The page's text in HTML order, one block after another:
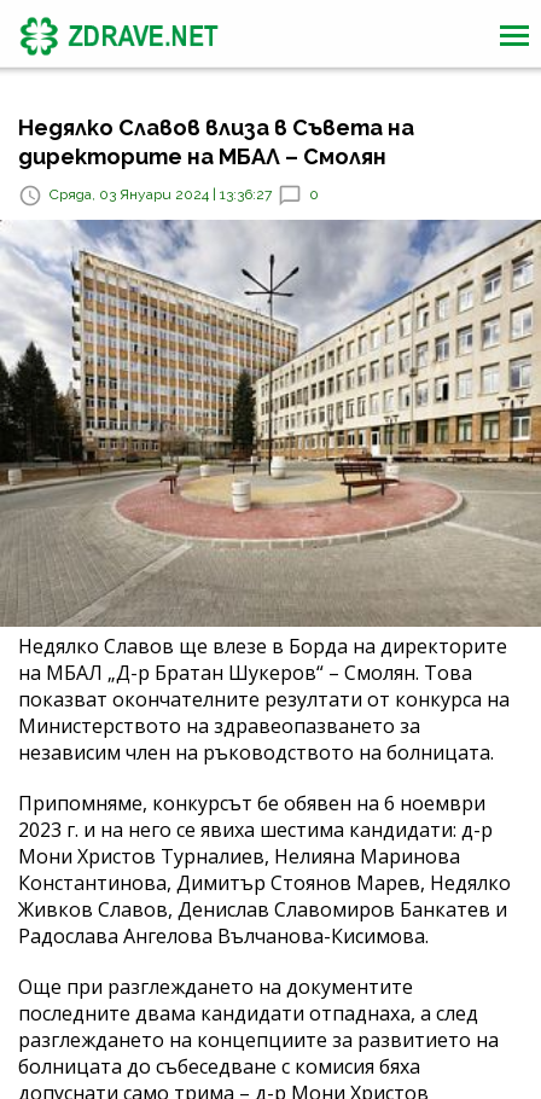
Недялко Славов влиза в Съвета на
директорите на МБАЛ – Смолян
Сряда, 03 Януари 2024 | 13:36:27 0
Недялко Славов ще влезе в Борда на директорите
на МБАЛ „Д-р Братан Шукеров“ – Смолян. Това
показват окончателните резултати от конкурса на
Министерството на здравеопазването за
независим член на ръководството на болницата.
Припомняме, конкурсът бе обявен на 6 ноември
2023 г. и на него се явиха шестима кандидати: д-р
Мони Христов Турналиев, Нелияна Маринова
Константинова, Димитър Стоянов Марев, Недялко
Живков Славов, Денислав Славомиров Банкатев и
Радослава Ангелова Вълчанова-Кисимова.
Още при разглеждането на документите
последните двама кандидати отпаднаха, а след
разглеждането на концепциите за развитието на
болницата до събеседване с комисия бяха
допуснати само трима – д-р Мони Христов